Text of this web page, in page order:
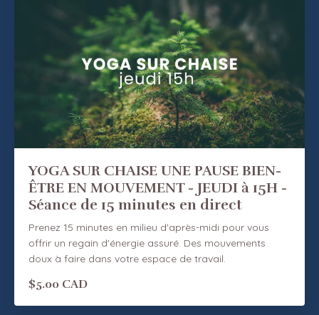
YOGA SUR CHAISE UNE PAUSE BIEN-
ÊTRE EN MOUVEMENT - JEUDI à 15H -
Séance de 15 minutes en direct
Prenez 15 minutes en milieu d'après-midi pour vous
offrir un regain d'énergie assuré. Des mouvements
doux à faire dans votre espace de travail.
$5.00 CAD